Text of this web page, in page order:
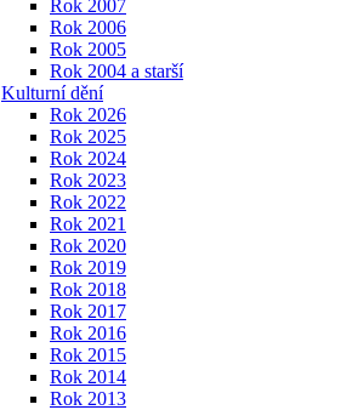
Rok 2007
Rok 2006
Rok 2005
Rok 2004 a starší
Kulturní dění
Rok 2026
Rok 2025
Rok 2024
Rok 2023
Rok 2022
Rok 2021
Rok 2020
Rok 2019
Rok 2018
Rok 2017
Rok 2016
Rok 2015
Rok 2014
Rok 2013